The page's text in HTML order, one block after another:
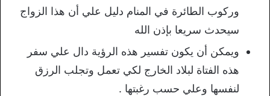
وركوب الطائرة في المنام دليل علي أن هذا الزواج
سيحدث سريعا بإذن الله
ويمكن أن يكون تفسير هذه الرؤية دال علي سفر
هذه الفتاة لبلاد الخارج لكي تعمل وتجلب الرزق
لنفسها وعلي حسب رغبتها .